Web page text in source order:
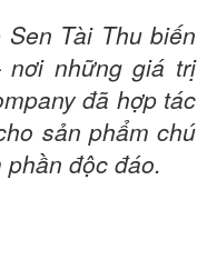
Tài Thu biến
nơi những giá trị
đã hợp tác
sản phẩm chú
độc đáo.